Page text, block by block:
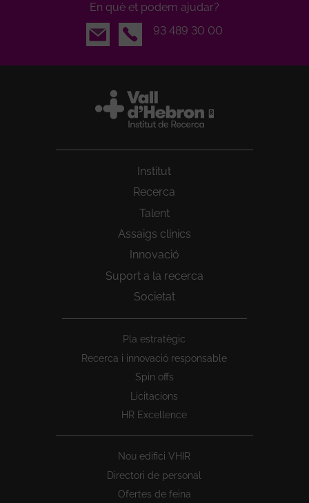
En què et podem ajudar?
Email
93 489 30 00
Institut
Recerca
Talent
Assaigs clínics
Innovació
Suport a la recerca
Societat
Pla estratègic
Recerca i innovació responsable
Spin offs
Licitacions
HR Excellence
Nou edifici VHIR
Directori de personal
Ofertes de feina